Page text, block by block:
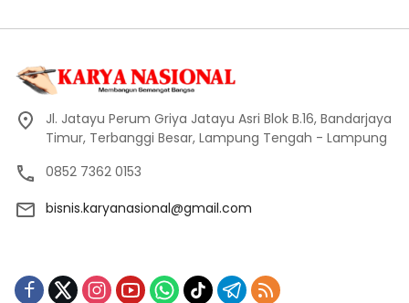
Jl. Jatayu Perum Griya Jatayu Asri Blok B.16, Bandarjaya
Timur, Terbanggi Besar, Lampung Tengah - Lampung
0852 7362 0153
bisnis.karyanasional@gmail.com